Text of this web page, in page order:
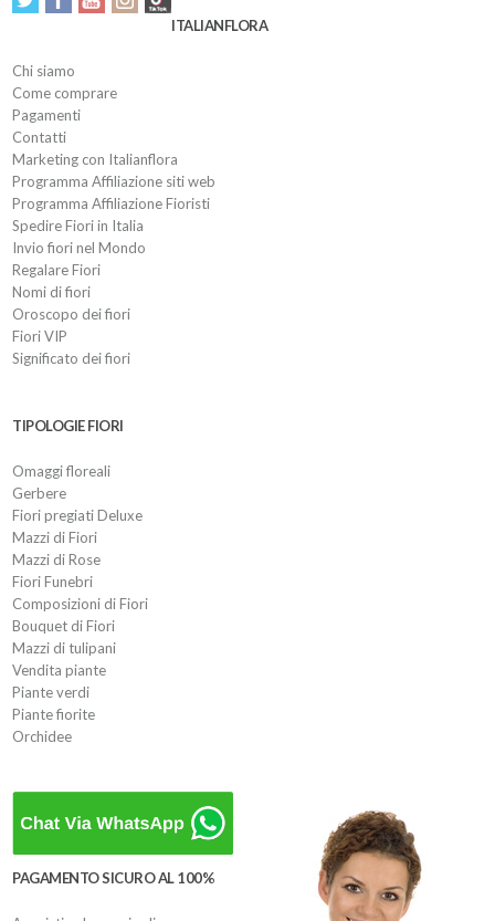
ITALIANFLORA
Chi siamo
Come comprare
Pagamenti
Contatti
Marketing con Italianflora
Programma Affiliazione siti web
Programma Affiliazione Fioristi
Spedire Fiori in Italia
Invio fiori nel Mondo
Regalare Fiori
Nomi di fiori
Oroscopo dei fiori
Fiori VIP
Significato dei fiori
TIPOLOGIE FIORI
Omaggi floreali
Gerbere
Fiori pregiati Deluxe
Mazzi di Fiori
Mazzi di Rose
Fiori Funebri
Composizioni di Fiori
Bouquet di Fiori
Mazzi di tulipani
Vendita piante
Piante verdi
Piante fiorite
Orchidee
PAGAMENTO SICURO AL 100%